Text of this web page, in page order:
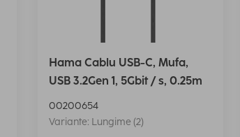
Hama Cablu USB-C, Mufa,
USB 3.2Gen 1, 5Gbit / s, 0.25m
00200654
Variante: Lungime (2)